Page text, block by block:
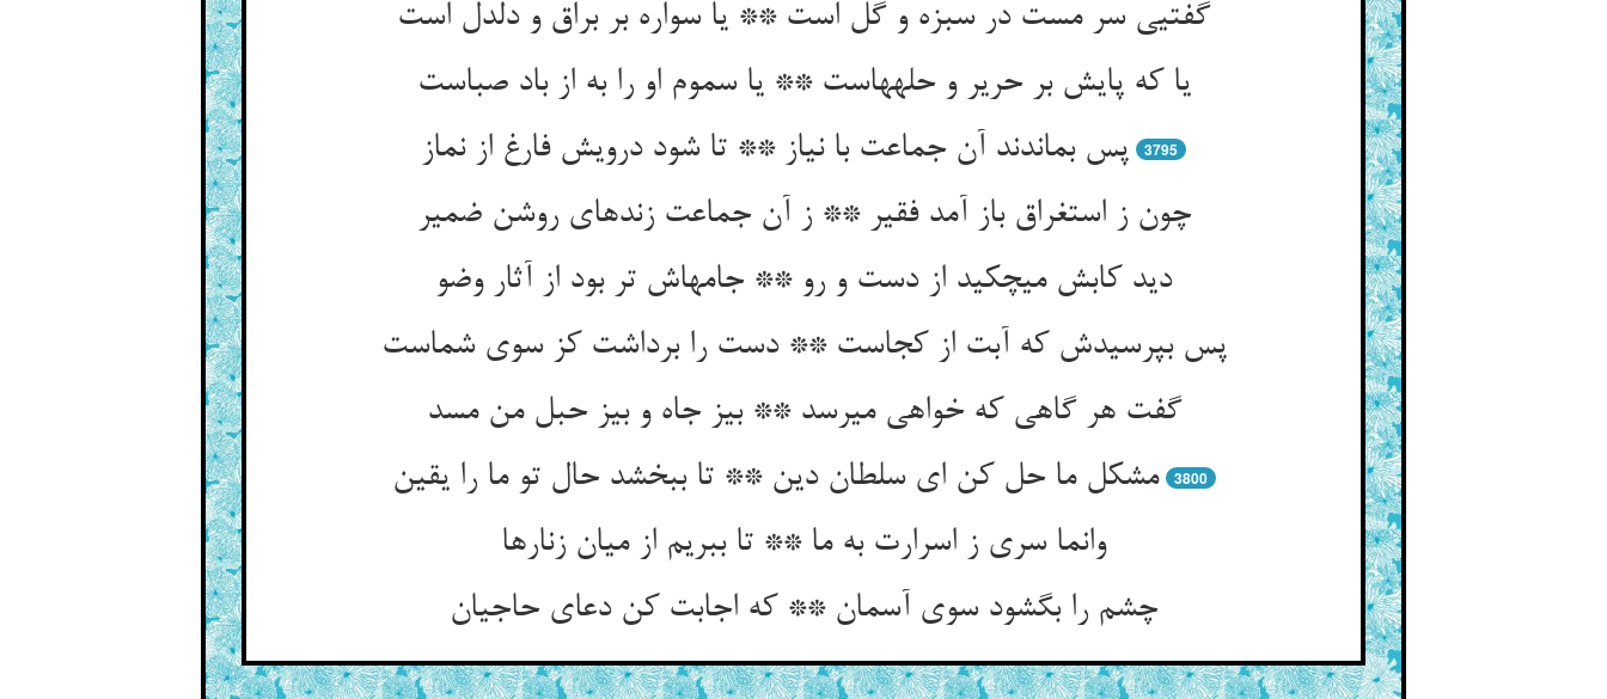
گفتیی سر مست در سبزه و گل است ** یا سواره بر براق و دلدل است‏
یا که پایش بر حریر و حله‏هاست ** یا سموم او را به از باد صباست‏
پس بماندند آن جماعت با نیاز ** تا شود درویش فارغ از نماز
3795
چون ز استغراق باز آمد فقیر ** ز آن جماعت زنده‏ای روشن ضمیر
دید کابش می‏چکید از دست و رو ** جامه‏اش تر بود از آثار وضو
پس بپرسیدش که آبت از کجاست ** دست را برداشت کز سوی شماست‏
گفت هر گاهی که خواهی می‏رسد ** بی‏ز جاه و بی‏ز حبل من مسد
مشکل ما حل کن ای سلطان دین ** تا ببخشد حال تو ما را یقین‏
3800
وانما سری ز اسرارت به ما ** تا ببریم از میان زنارها
چشم را بگشود سوی آسمان ** که اجابت کن دعای حاجیان‏